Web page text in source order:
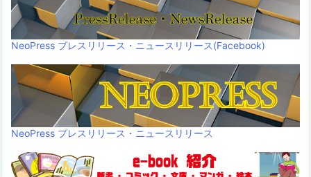
NeoPress プレスリリース・ニュースリリース(Facebook)
NeoPress プレスリリース・ニュースリリース